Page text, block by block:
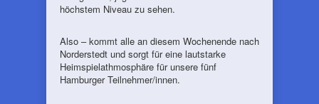
höchstem Niveau zu sehen.
Also – kommt alle an diesem Wochenende nach
Norderstedt und sorgt für eine lautstarke
Heimspielathmosphäre für unsere fünf
Hamburger Teilnehmer/innen.